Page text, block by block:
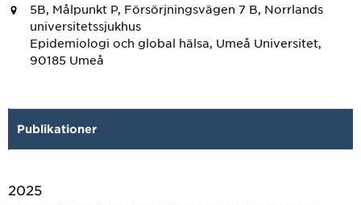
5B, Målpunkt P, Försörjningsvägen 7 B, Norrlands
universitetssjukhus
Epidemiologi och global hälsa, Umeå Universitet,
90185 Umeå
Publikationer
2025